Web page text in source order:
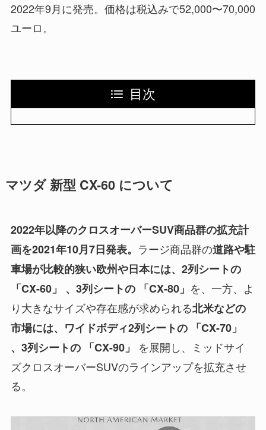
2022年9月に発売。価格は税込みで52,000〜70,000
ユーロ。
目次
マツダ 新型 CX-60 について
2022年以降のクロスオーバーSUV商品群の拡充計
画を2021年10月7日発表。 ラージ商品群の道路や駐
車場が比較的狭い欧州や日本には、2列シートの
「CX-60」 、3列シートの 「CX-80」 を、一方、よ
り大きなサイズや存在感が求められる北米などの
市場には、ワイドボディ2列シートの 「CX-70」
、3列シートの 「CX-90」
を展開し、ミッドサイ
ズクロスオーバーSUVのラインアップを拡充させ
る。